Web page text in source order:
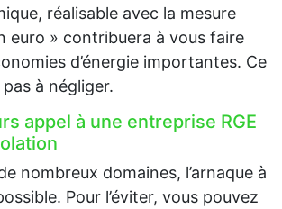
réalisable avec la mesure
euro » contribuera à vous faire
d’énergie importantes. Ce
à négliger.
appel à une entreprise RGE
nombreux domaines, l’arnaque à
Pour l’éviter, vous pouvez